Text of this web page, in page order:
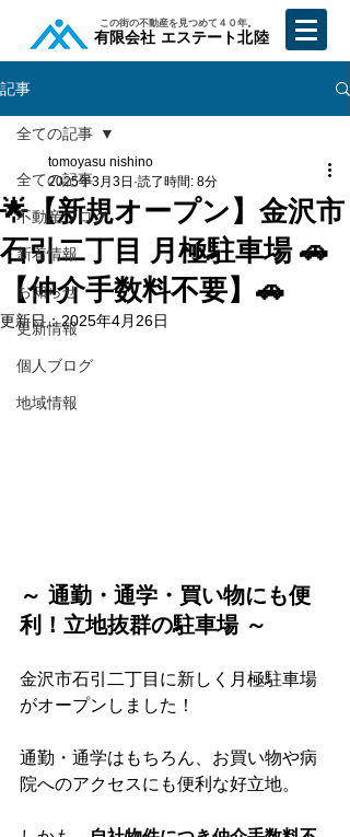
​この街の不動産を見つめて４０年。
​有限会社 エステート北陸
記事
全ての記事
不動産ブログ
新着情報
お知らせ
更新情報
個人ブログ
地域情報
全ての記事
🌟【新規オープン】金沢市
石引二丁目 月極駐車場 🚗
【仲介手数料不要】🚗
tomoyasu nishino
2025年3月3日 読了時間: 8分
更新日：2025年4月26日
～ 通勤・通学・買い物にも便
利！立地抜群の駐車場 ～
金沢市石引二丁目に新しく月極駐車場
がオープンしました！
通勤・通学はもちろん、お買い物や病
院へのアクセスにも便利な好立地。